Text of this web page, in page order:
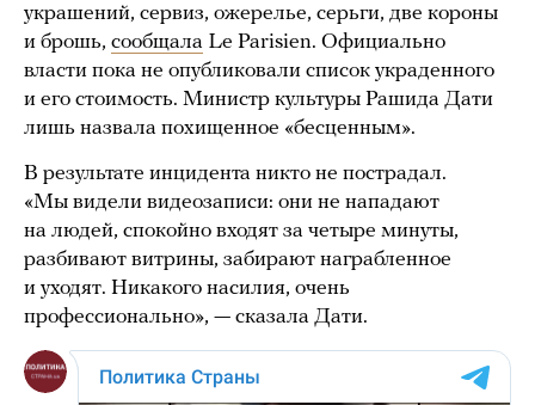
украшений, сервиз, ожерелье, серьги, две короны
и брошь, сообщала Le Parisien. Официально
власти пока не опубликовали список украденного
и его стоимость. Министр культуры Рашида Дати
лишь назвала похищенное «бесценным».
В результате инцидента никто не пострадал.
«Мы видели видеозаписи: они не нападают
на людей, спокойно входят за четыре минуты,
разбивают витрины, забирают награбленное
и уходят. Никакого насилия, очень
профессионально», — сказала Дати.